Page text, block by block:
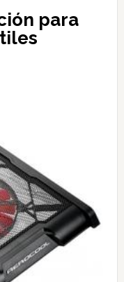
para